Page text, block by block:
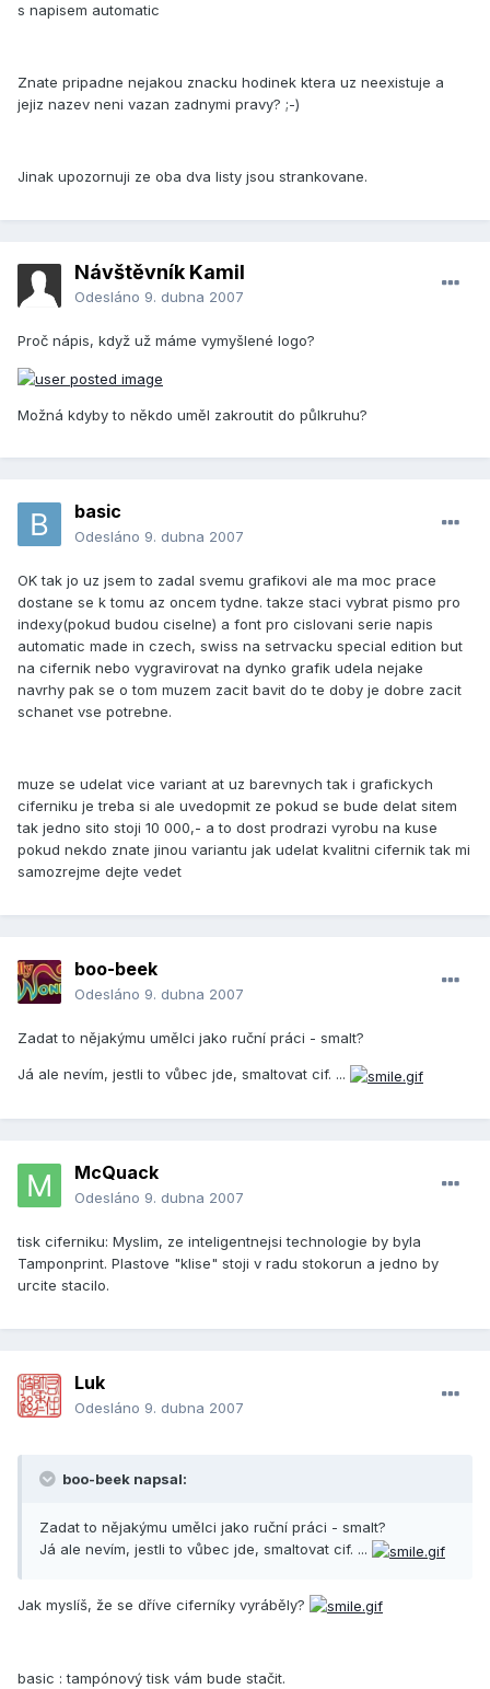
s napisem automatic
Znate pripadne nejakou znacku hodinek ktera uz neexistuje a
jejiz nazev neni vazan zadnymi pravy? ;-)
Jinak upozornuji ze oba dva listy jsou strankovane.
Návštěvník Kamil
Odesláno 9. dubna 2007
Proč nápis, když už máme vymyšlené logo?
Možná kdyby to někdo uměl zakroutit do půlkruhu?
basic
Odesláno 9. dubna 2007
OK tak jo uz jsem to zadal svemu grafikovi ale ma moc prace
dostane se k tomu az oncem tydne. takze staci vybrat pismo pro
indexy(pokud budou ciselne) a font pro cislovani serie napis
automatic made in czech, swiss na setrvacku special edition but
na cifernik nebo vygravirovat na dynko grafik udela nejake
navrhy pak se o tom muzem zacit bavit do te doby je dobre zacit
schanet vse potrebne.
muze se udelat vice variant at uz barevnych tak i grafickych
ciferniku je treba si ale uvedopmit ze pokud se bude delat sitem
tak jedno sito stoji 10 000,- a to dost prodrazi vyrobu na kuse
pokud nekdo znate jinou variantu jak udelat kvalitni cifernik tak mi
samozrejme dejte vedet
boo-beek
Odesláno 9. dubna 2007
Zadat to nějakýmu umělci jako ruční práci - smalt?
Já ale nevím, jestli to vůbec jde, smaltovat cif. ...
McQuack
Odesláno 9. dubna 2007
tisk ciferniku: Myslim, ze inteligentnejsi technologie by byla
Tamponprint. Plastove "klise" stoji v radu stokorun a jedno by
urcite stacilo.
Luk
Odesláno 9. dubna 2007
boo-beek napsal:
Zadat to nějakýmu umělci jako ruční práci - smalt?
Já ale nevím, jestli to vůbec jde, smaltovat cif. ...
Jak myslíš, že se dříve ciferníky vyráběly?
basic : tampónový tisk vám bude stačit.